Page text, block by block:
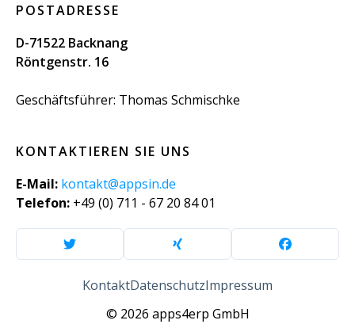
POSTADRESSE
D-71522 Backnang
Röntgenstr. 16
Geschäftsführer: Thomas Schmischke
KONTAKTIEREN SIE UNS
E-Mail: kontakt@appsin.de
Telefon: +49 (0) 711 - 67 20 84 01
KontaktDatenschutzImpressum
© 2026 apps4erp GmbH